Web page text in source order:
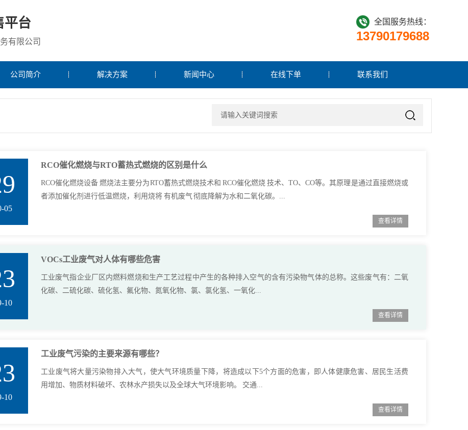
平台
有限公司
全国服务热线：
13790179688
公司简介 解决方案 新闻中心 在线下单 联系我们
05
RCO催化燃烧与RTO蓄热式燃烧的区别是什么
RCO催化燃烧设备 燃烧法主要分为RTO蓄热式燃烧技术和 RCO催化燃烧 技术、TO、CO等。其原理是通过直接燃烧或
者添加催化剂进行低温燃烧，利用烧将 有机废气 彻底降解为水和二氧化碳。...
查看详情
10
VOCs工业废气对人体有哪些危害
工业废气指企业厂区内燃料燃烧和生产工艺过程中产生的各种排入空气的含有污染物气体的总称。这些废气有：二氧
化碳、二硫化碳、硫化氢、氟化物、氮氧化物、氯、氯化氢、一氧化...
查看详情
10
工业废气污染的主要来源有哪些？
工业废气将大量污染物排入大气，使大气环境质量下降，将造成以下5个方面的危害，即人体健康危害、居民生活费
用增加、物质材料破坏、农林水产损失以及全球大气环境影响。 交通...
查看详情